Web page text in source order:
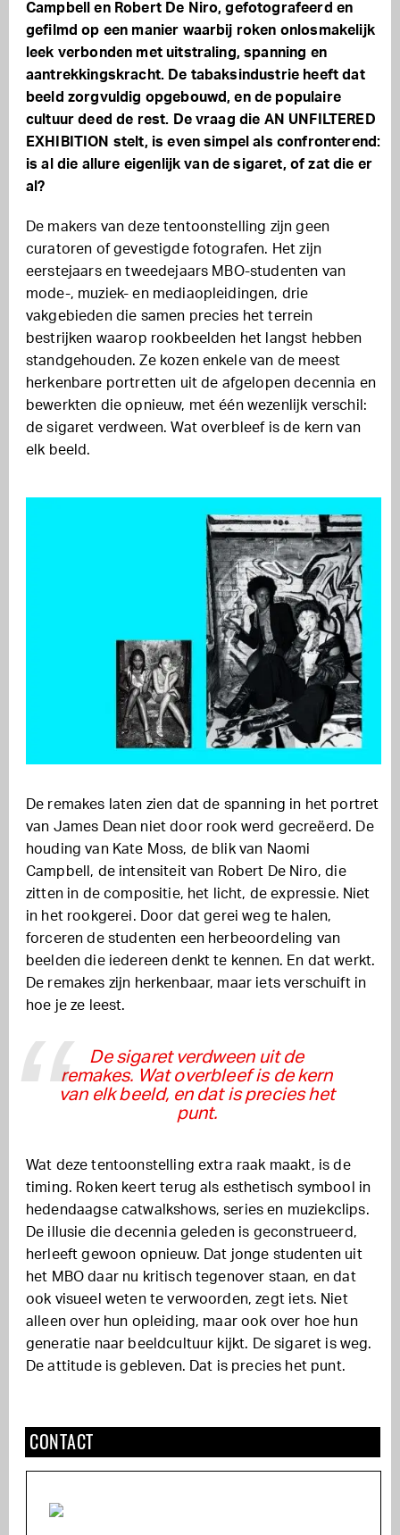
Campbell en Robert De Niro, gefotografeerd en
gefilmd op een manier waarbij roken onlosmakelijk
leek verbonden met uitstraling, spanning en
aantrekkingskracht. De tabaksindustrie heeft dat
beeld zorgvuldig opgebouwd, en de populaire
cultuur deed de rest. De vraag die AN UNFILTERED
EXHIBITION stelt, is even simpel als confronterend:
is al die allure eigenlijk van de sigaret, of zat die er
al?
De makers van deze tentoonstelling zijn geen
curatoren of gevestigde fotografen. Het zijn
eerstejaars en tweedejaars MBO-studenten van
mode-, muziek- en mediaopleidingen, drie
vakgebieden die samen precies het terrein
bestrijken waarop rookbeelden het langst hebben
standgehouden. Ze kozen enkele van de meest
herkenbare portretten uit de afgelopen decennia en
bewerkten die opnieuw, met één wezenlijk verschil:
de sigaret verdween. Wat overbleef is de kern van
elk beeld.
De remakes laten zien dat de spanning in het portret
van James Dean niet door rook werd gecreëerd. De
houding van Kate Moss, de blik van Naomi
Campbell, de intensiteit van Robert De Niro, die
zitten in de compositie, het licht, de expressie. Niet
in het rookgerei. Door dat gerei weg te halen,
forceren de studenten een herbeoordeling van
beelden die iedereen denkt te kennen. En dat werkt.
De remakes zijn herkenbaar, maar iets verschuift in
hoe je ze leest.
De sigaret verdween uit de
remakes. Wat overbleef is de kern
van elk beeld, en dat is precies het
punt.
Wat deze tentoonstelling extra raak maakt, is de
timing. Roken keert terug als esthetisch symbool in
hedendaagse catwalkshows, series en muziekclips.
De illusie die decennia geleden is geconstrueerd,
herleeft gewoon opnieuw. Dat jonge studenten uit
het MBO daar nu kritisch tegenover staan, en dat
ook visueel weten te verwoorden, zegt iets. Niet
alleen over hun opleiding, maar ook over hoe hun
generatie naar beeldcultuur kijkt. De sigaret is weg.
De attitude is gebleven. Dat is precies het punt.
CONTACT